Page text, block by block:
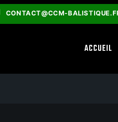
CONTACT@CCM-
ACCUEIL